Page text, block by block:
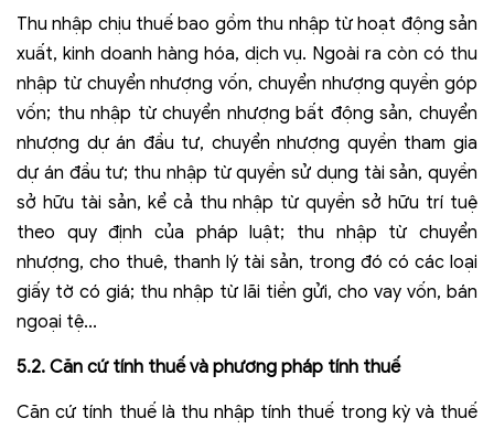
Thu nhập chịu thuế bao gồm thu nhập từ hoạt động sản
xuất, kinh doanh hàng hóa, dịch vụ. Ngoài ra còn có thu
nhập từ chuyển nhượng vốn, chuyển nhượng quyền góp
vốn; thu nhập từ chuyển nhượng bất động sản, chuyển
nhượng dự án đầu tư, chuyển nhượng quyền tham gia
dự án đầu tư; thu nhập từ quyền sử dụng tài sản, quyền
sở hữu tài sản, kể cả thu nhập từ quyền sở hữu trí tuệ
theo quy định của pháp luật; thu nhập từ chuyển
nhượng, cho thuê, thanh lý tài sản, trong đó có các loại
giấy tờ có giá; thu nhập từ lãi tiền gửi, cho vay vốn, bán
ngoại tệ...
5.2. Căn cứ tính thuế và phương pháp tính thuế
Căn cứ tính thuế là thu nhập tính thuế trong kỳ và thuế